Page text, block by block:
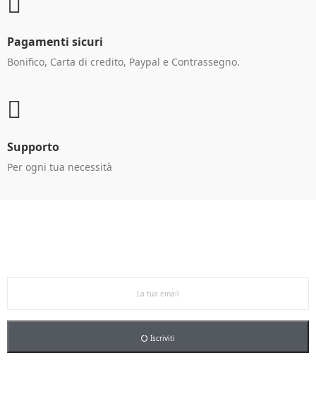
Pagamenti sicuri
Bonifico, Carta di credito, Paypal e Contrassegno.
Supporto
Per ogni tua necessità
Iscriviti